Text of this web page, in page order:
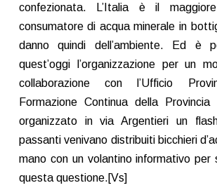
confezionata. L’Italia è il
consumatore di acqua minerale in
danno quindi dell’ambiente. Ed è
quest’oggi l’organizzazione per un
collaborazione con l’Ufficio
Formazione Continua della
organizzato in via Argentieri un
passanti venivano distribuiti bicchieri
mano con un volantino informativo per
questa questione.[Vs]